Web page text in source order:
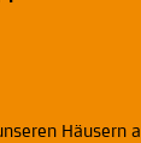
Häusern